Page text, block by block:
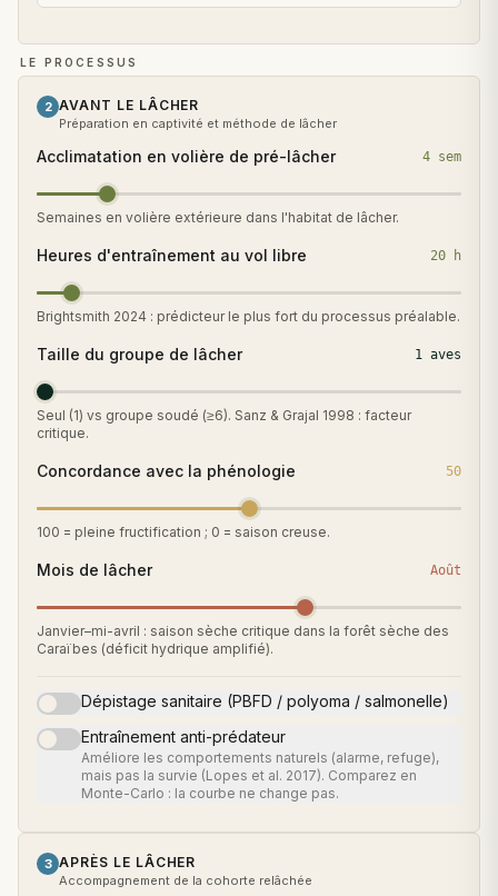
LE PROCESSUS
2 AVANT LE LÂCHER
Préparation en captivité et méthode de lâcher
Acclimatation en volière de pré-lâcher 4 sem
Semaines en volière extérieure dans l'habitat de lâcher.
Heures d'entraînement au vol libre 20 h
Brightsmith 2024 : prédicteur le plus fort du processus préalable.
Taille du groupe de lâcher 1 aves
Seul (1) vs groupe soudé (≥6). Sanz & Grajal 1998 : facteur
critique.
Concordance avec la phénologie 50
100 = pleine fructification ; 0 = saison creuse.
Mois de lâcher Août
Janvier–mi-avril : saison sèche critique dans la forêt sèche des
Caraïbes (déficit hydrique amplifié).
Dépistage sanitaire (PBFD / polyoma / salmonelle)
Entraînement anti-prédateur
Améliore les comportements naturels (alarme, refuge),
mais pas la survie (Lopes et al. 2017). Comparez en
Monte-Carlo : la courbe ne change pas.
3 APRÈS LE LÂCHER
Accompagnement de la cohorte relâchée